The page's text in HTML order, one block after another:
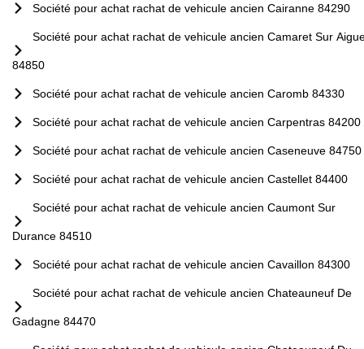
Société pour achat rachat de vehicule ancien Cairanne 84290
Société pour achat rachat de vehicule ancien Camaret Sur
84850
Société pour achat rachat de vehicule ancien Caromb 84330
Société pour achat rachat de vehicule ancien Carpentras 84200
Société pour achat rachat de vehicule ancien Caseneuve 84750
Société pour achat rachat de vehicule ancien Castellet 84400
Société pour achat rachat de vehicule ancien Caumont Sur
Durance 84510
Société pour achat rachat de vehicule ancien Cavaillon 84300
Société pour achat rachat de vehicule ancien Chateauneuf De
Gadagne 84470